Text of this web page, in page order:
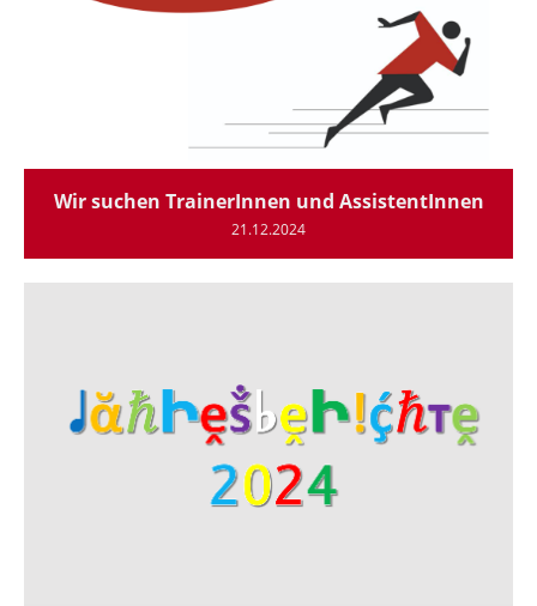
Wir suchen TrainerInnen und AssistentInnen
21.12.2024